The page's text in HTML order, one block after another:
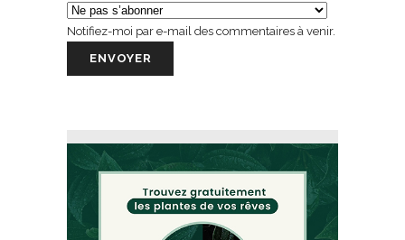
Notifiez-moi par e-mail des commentaires à venir.